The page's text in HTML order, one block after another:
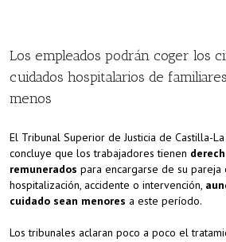
Los empleados podrán coger los
cuidados hospitalarios de
menos
El Tribunal Superior de Justicia de Castilla-La
concluye que los trabajadores tienen
remunerados para encargarse de su
hospitalización, accidente o intervención,
cuidado sean menores a este período.
Los tribunales aclaran poco a poco el